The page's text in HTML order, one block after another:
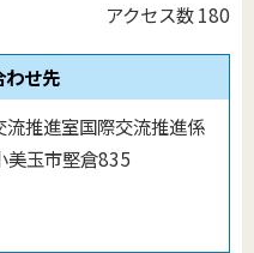
アクセス数180
わせ先
推進室国際交流推進係
美玉市堅倉835